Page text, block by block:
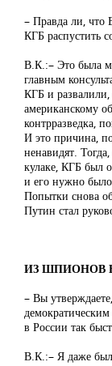
– Правда ли, что
КГБ распустить
В.К.:– Это была
главным
КГБ и
американскому
контрразведка,
И это причина,
ненавидят.
кулаке, КГБ был
и его нужно было
Попытки снова
Путин стал
ИЗ ШПИОНОВ
– Вы
в России так
В.К.:– Я даже